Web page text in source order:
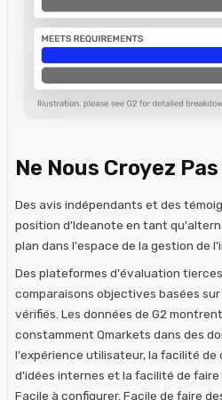
Ne Nous Croyez
Des avis indépendants et des
position d'Ideanote en tant
plan dans l'espace de la gestion de
Des plateformes d'évaluation
comparaisons objectives basées
vérifiés. Les données de G2
constamment Qmarkets dans des
l'expérience utilisateur, la facilité de
d'idées internes et la facilité de
Facile à configurer. Facile de faire